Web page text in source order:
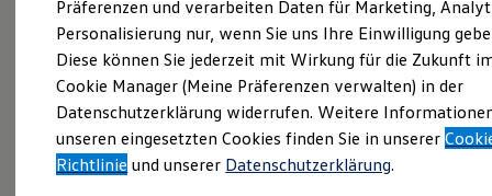
Familienautos
Kombis
Kompaktwagen
Sportwagen
Schnell verfügbare Fahrzeuge
Angebote und Produkte
Aktuelle Angebote
E-Auto-Förderung
Volkswagen Marktplatz
Präferenzen und verarbeiten Daten für Marketing,
Personalisierung nur, wenn Sie uns Ihre Einwilligung
Diese können Sie jederzeit mit Wirkung für die Zukunft
Cookie Manager (Meine Präferenzen verwalten) in der
Datenschutzerklärung widerrufen. Weitere
unseren eingesetzten Cookies finden Sie in unserer
Richtlinie und unserer Datenschutzerklärung.